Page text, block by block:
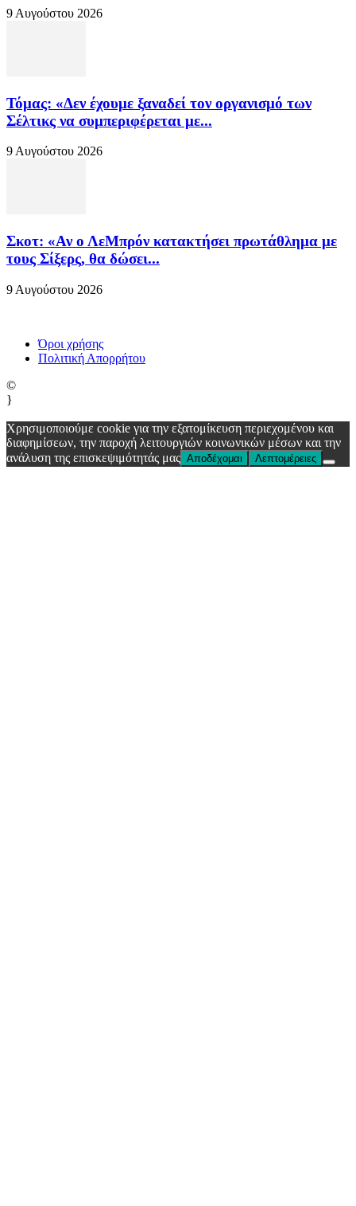
9 Αυγούστου 2026
Τόμας: «Δεν έχουμε ξαναδεί τον οργανισμό των
Σέλτικς να συμπεριφέρεται με...
9 Αυγούστου 2026
Σκοτ: «Αν ο ΛεΜπρόν κατακτήσει πρωτάθλημα με
τους Σίξερς, θα δώσει...
9 Αυγούστου 2026
Όροι χρήσης
Πολιτική Απορρήτου
©
}
Χρησιμοποιούμε cookie για την εξατομίκευση περιεχομένου και
διαφημίσεων, την παροχή λειτουργιών κοινωνικών μέσων και την
ανάλυση της επισκεψιμότητάς μας Αποδέχομαι Λεπτομέρειες